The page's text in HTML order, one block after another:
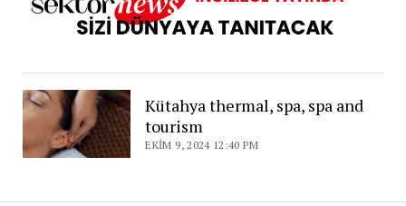
Kütahya thermal, spa, spa and
tourism
EKIM 9, 2024 12:40 PM